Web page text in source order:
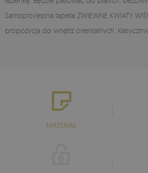
Samoprzylepna tapeta ZWIEWNE KWIATY
propozycja do wnętrz orientalnych,
MATERIAŁ